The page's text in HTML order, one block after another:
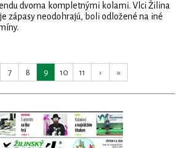
dvoma kompletnými kolami. Vlci Žilina
zápasy neodohrajú, boli odložené na iné
7 8 9 10 11 › »